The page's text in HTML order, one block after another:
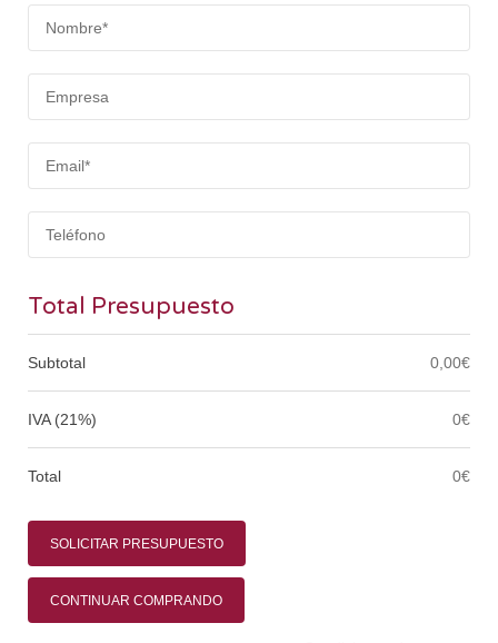
Total Presupuesto
Subtotal 0,00€
IVA (21%) 0€
Total 0€
SOLICITAR PRESUPUESTO
CONTINUAR COMPRANDO